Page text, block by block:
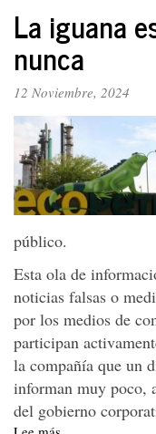
Biodiversidad
bajo
el
lema
de
Paz
con
la
Naturaleza
La iguana
nunca
12 Noviembre, 2024
público.
Esta ola de
noticias falsas o
por los medios de
participan
la compañía que un
informan muy poco,
del gobierno